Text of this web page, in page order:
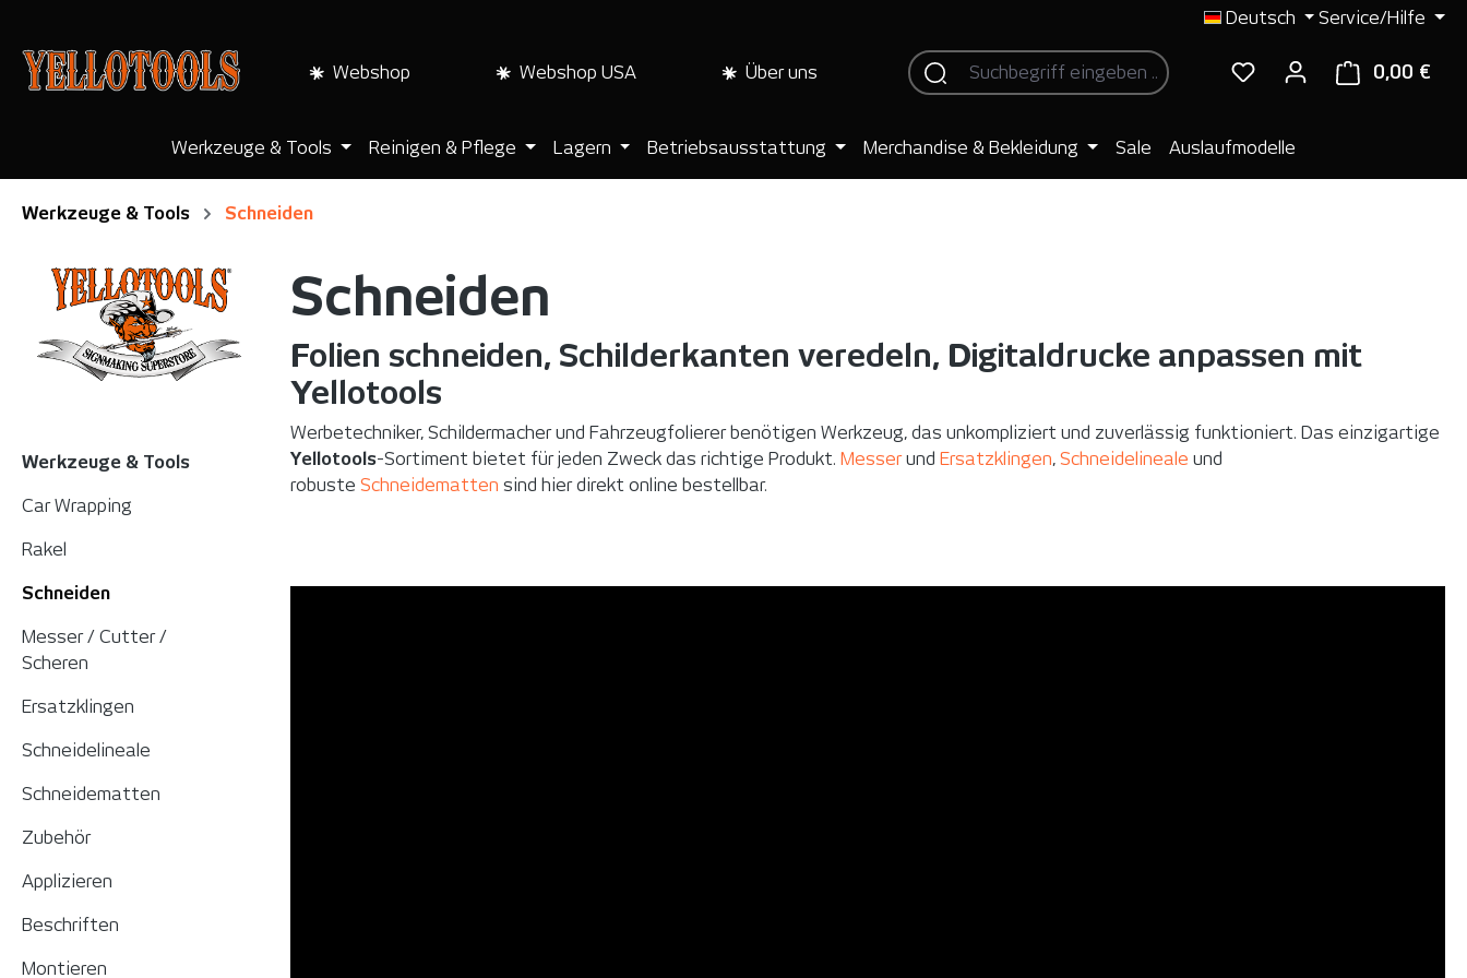
Deutsch Service/Hilfe
Webshop Webshop USA Über uns 0,00 €
Werkzeuge & Tools Reinigen & Pflege Lagern Betriebsausstattung Merchandise & Bekleidung Sale Auslaufmodelle
Werkzeuge & Tools Schneiden
Werkzeuge & Tools
Car Wrapping
Rakel
Schneiden
Messer / Cutter /
Scheren
Ersatzklingen
Schneidelineale
Schneidematten
Zubehör
Applizieren
Beschriften
Montieren
Schneiden
Folien schneiden, Schilderkanten veredeln, Digitaldrucke anpassen mit
Yellotools
Werbetechniker, Schildermacher und Fahrzeugfolierer benötigen Werkzeug, das unkompliziert und zuverlässig funktioniert. Das einzigartige
Yellotools-Sortiment bietet für jeden Zweck das richtige Produkt. Messerund Ersatzklingen, Schneidelineale und
robuste Schneidematten sind hier direkt online bestellbar.